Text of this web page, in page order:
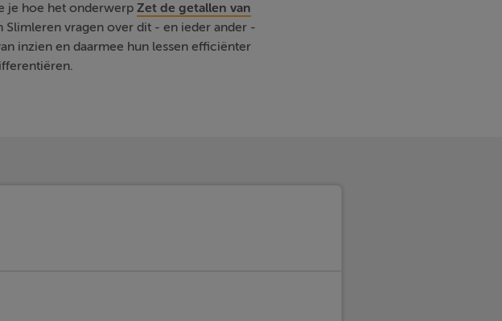
je hoe het onderwerpZet de getallen van
Slimleren vragen over dit - en ieder ander -
inzien en daarmee hun lessen efficiënter